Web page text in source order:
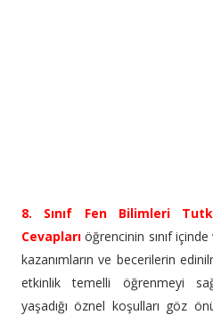
8. Sınıf Fen Bilimleri
Cevaplarıöğrencinin sınıf içinde
kazanımların ve becerilerin
etkinlik temelli öğrenmeyi
yaşadığı öznel koşulları göz